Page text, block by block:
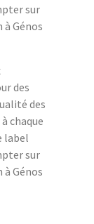
sur
Génos
des
des
chaque
label
sur
Génos